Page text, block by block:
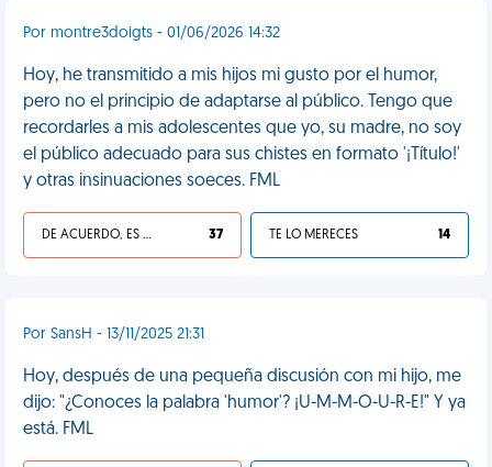
Por montre3doigts - 01/06/2026 14:32
Hoy, he transmitido a mis hijos mi gusto por el humor,
pero no el principio de adaptarse al público. Tengo que
recordarles a mis adolescentes que yo, su madre, no soy
el público adecuado para sus chistes en formato '¡Título!'
y otras insinuaciones soeces. FML
DE ACUERDO, ES UNA VIDA HP 37 TE LO MERECES 14
Por SansH - 13/11/2025 21:31
Hoy, después de una pequeña discusión con mi hijo, me
dijo: "¿Conoces la palabra 'humor'? ¡U-M-M-O-U-R-E!" Y ya
está. FML